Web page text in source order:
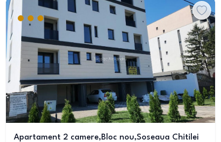
Apartament 2 camere,Bloc nou,Soseaua Chitilei